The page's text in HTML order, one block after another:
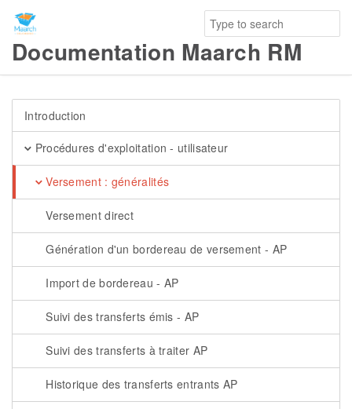
Documentation Maarch RM
Introduction
Procédures d'exploitation - utilisateur
Versement : généralités
Versement direct
Génération d'un bordereau de versement - AP
Import de bordereau - AP
Suivi des transferts émis - AP
Suivi des transferts à traiter AP
Historique des transferts entrants AP